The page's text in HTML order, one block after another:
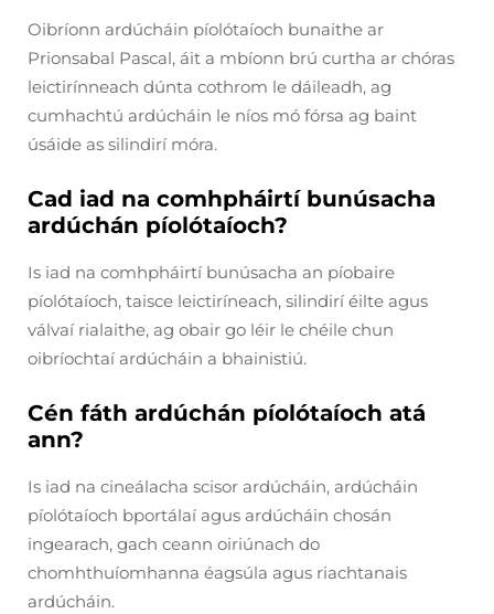
Oibríonn ardúcháin píolótaíoch bunaithe ar
Prionsabal Pascal, áit a mbíonn brú curtha ar chóras
leictirínneach dúnta cothrom le dáileadh, ag
cumhachtú ardúcháin le níos mó fórsa ag baint
úsáide as silindirí móra.
Cad iad na comhpháirtí bunúsacha
ardúchán píolótaíoch?
Is iad na comhpháirtí bunúsacha an píobaire
píolótaíoch, taisce leictiríneach, silindirí éilte agus
válvaí rialaithe, ag obair go léir le chéile chun
oibríochtaí ardúcháin a bhainistiú.
Cén fáth ardúchán píolótaíoch atá
ann?
Is iad na cineálacha scisor ardúcháin, ardúcháin
píolótaíoch bportálaí agus ardúcháin chosán
ingearach, gach ceann oiriúnach do
chomhthuíomhanna éagsúla agus riachtanais
ardúcháin.